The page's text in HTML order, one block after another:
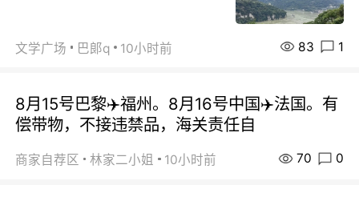
文学广场 巴郞q 10小时前 83 1
8月15号巴黎✈️福州。8月16号中国✈️法国。有
偿带物，不接违禁品，海关责任自
商家自荐区 林家二小姐 10小时前 70 0